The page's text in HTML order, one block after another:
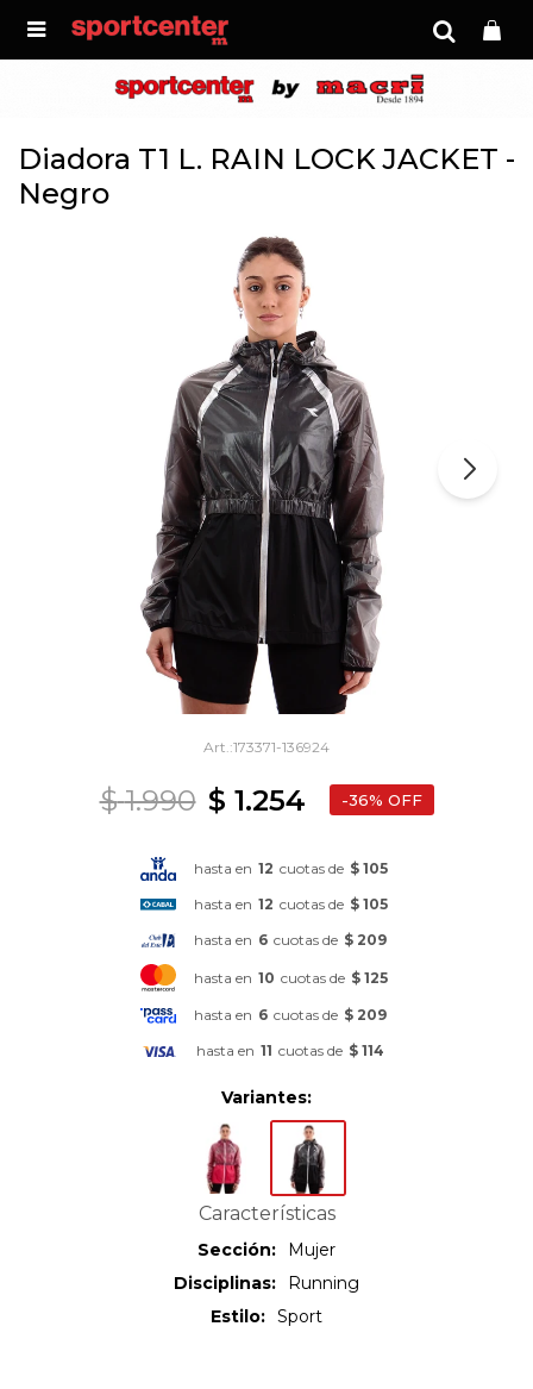

Diadora T1 L. RAIN LOCK JACKET -
Negro
173371-136924
$ 1.254
$ 1.990 36
hasta en 12 cuotas de $ 105
hasta en 12 cuotas de $ 105
hasta en 6 cuotas de $ 209
hasta en 10 cuotas de $ 125
hasta en 6 cuotas de $ 209
hasta en 11 cuotas de $ 114
Variantes:
Características
Sección
Mujer
Disciplinas
Running
Estilo
Sport